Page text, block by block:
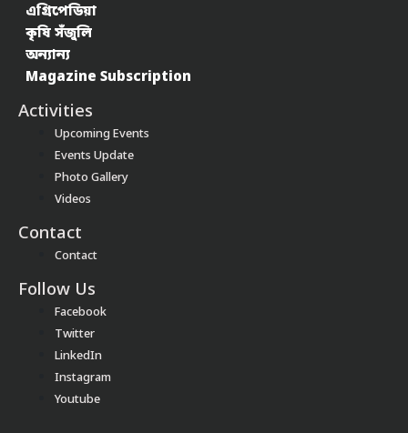
এগ্ৰিপেডিয়া
কৃষি সঁজুলি
অন্যান্য
Magazine Subscription
Activities
Upcoming Events
Events Update
Photo Gallery
Videos
Contact
Contact
Follow Us
Facebook
Twitter
LinkedIn
Instagram
Youtube